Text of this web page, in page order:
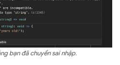
bạn đã chuyển sai nhập.